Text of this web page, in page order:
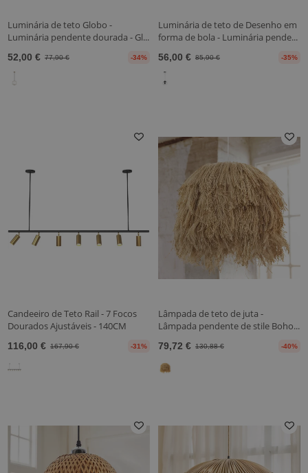
Luminária de teto Globo -
Luminária pendente dourada - Gl...
52,00 € 77,90 € -34%
Luminária de teto de Desenho em
forma de bola - Luminária pende...
56,00 € 85,90 € -35%
Candeeiro de Teto Rail - 7 Focos
Dourados Ajustáveis - 140CM
116,00 € 167,90 € -31%
Lâmpada de teto de juta -
Lâmpada pendente de stile Boho...
79,72 € 130,88 € -40%